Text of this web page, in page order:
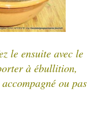
le ensuite avec le
à ébullition,
ou pas